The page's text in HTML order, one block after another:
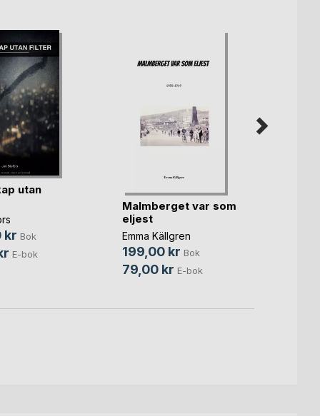
utan
kr Bok
E-bok
Malmberget var som
eljest
Emma Källgren
199,00 kr Bok
79,00 kr E-bok